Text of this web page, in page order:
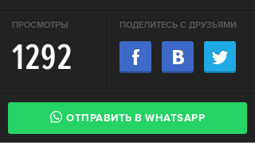
ПРОСМОТРЫ
1292
ПОДЕЛИТЕСЬ С ДРУЗЬЯМИ
ОТПРАВИТЬ В WHATSAPP